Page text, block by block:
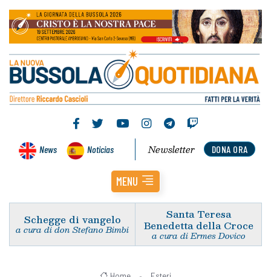
News Noticias DONA ORA
Newsletter
MENU
Schegge di vangelo
a cura di don Stefano Bimbi
Santa Teresa
Benedetta della Croce
a cura di Ermes Dovico